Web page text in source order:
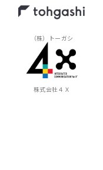
（株）トーガシ
株式会社４Ｘ